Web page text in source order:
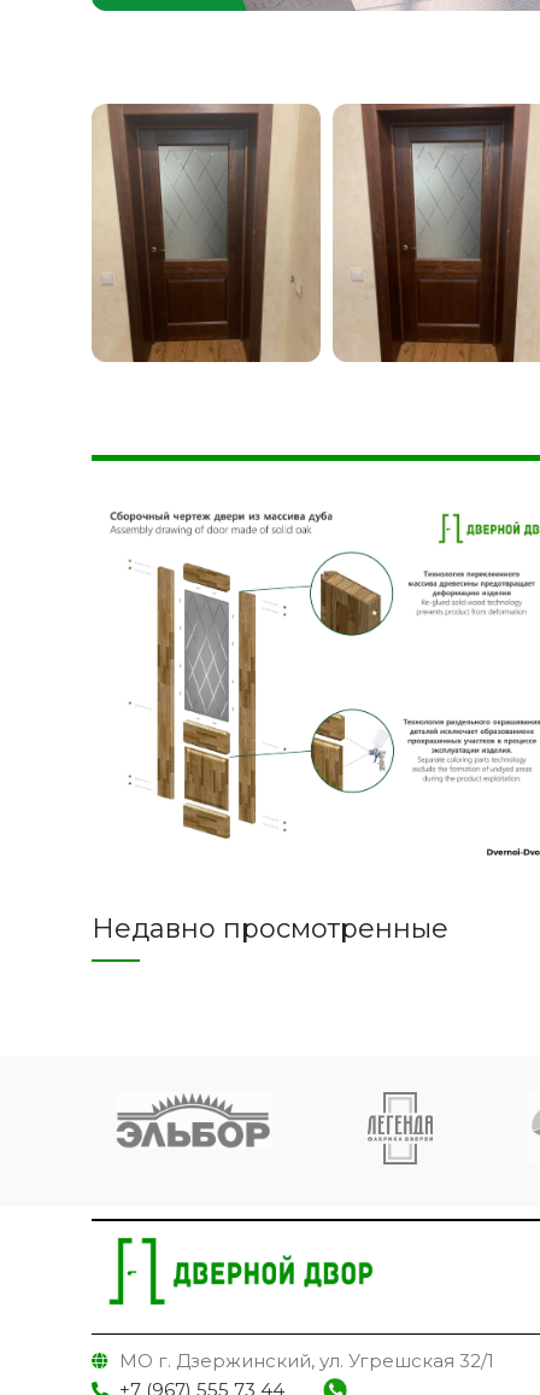
Недавно просмотренные
МО г. Дзержинский, ул. Угрешская 32/1
+7 (967) 555 73 44